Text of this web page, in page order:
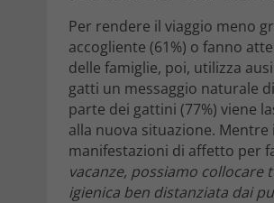
Per rendere il viaggio meno
accogliente (61%) o fanno
delle famiglie, poi, utilizza
gatti un messaggio naturale
parte dei gattini (77%) viene
alla nuova situazione. Mentre
manifestazioni di affetto per
vacanze, possiamo collocare
igienica ben distanziata dai